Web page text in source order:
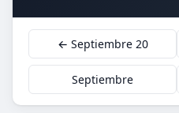
← Septiembre 20
Septiembre